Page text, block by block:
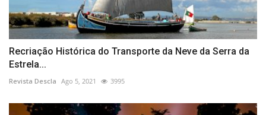
Recriação Histórica do Transporte da Neve da Serra da
Estrela...
Revista Descla Ago 5, 2021 3995